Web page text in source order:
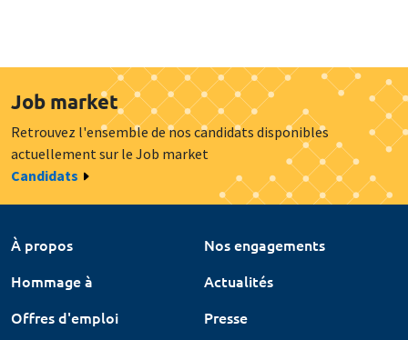
Job market
Retrouvez l'ensemble de nos candidats disponibles
actuellement sur le Job market
Candidats
À propos
Nos engagements
Hommage à
Actualités
Offres d'emploi
Presse